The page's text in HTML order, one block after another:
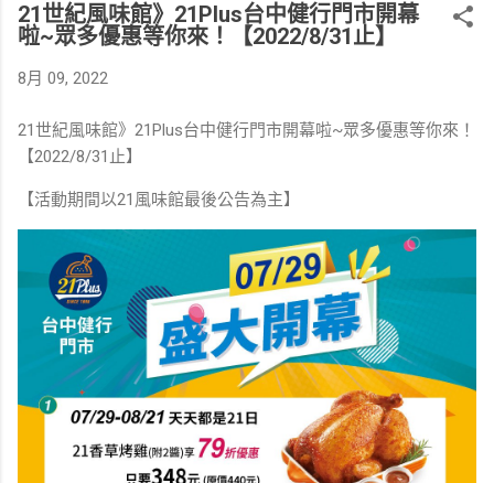
21世紀風味館》21Plus台中健行門市開幕
啦~眾多優惠等你來！【2022/8/31止】
8月 09, 2022
21世紀風味館》21Plus台中健行門市開幕啦~眾多優惠等你來！
【2022/8/31止】
【活動期間以21風味館最後公告為主】